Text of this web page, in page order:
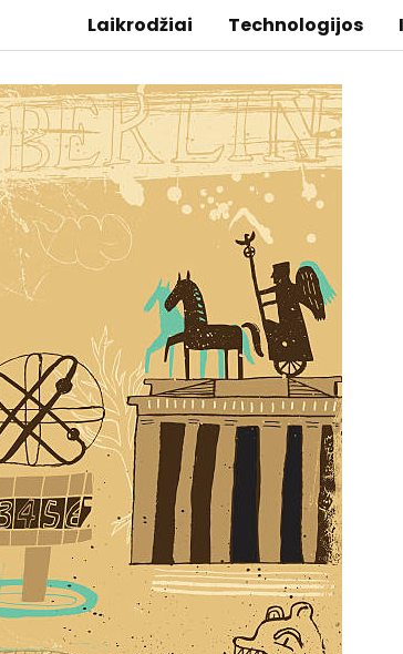
Laikrodžiai Technologijos